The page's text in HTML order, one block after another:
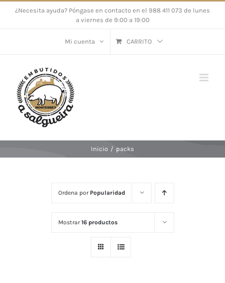
Saltar¿Necesita ayuda? Póngase en contacto en el 988 411 073 de lunes
a viernes de 9:00 a 19:00
Mi cuenta CARRITO
Inicio / packs
Ordena por Popularidad
Mostrar16 productos